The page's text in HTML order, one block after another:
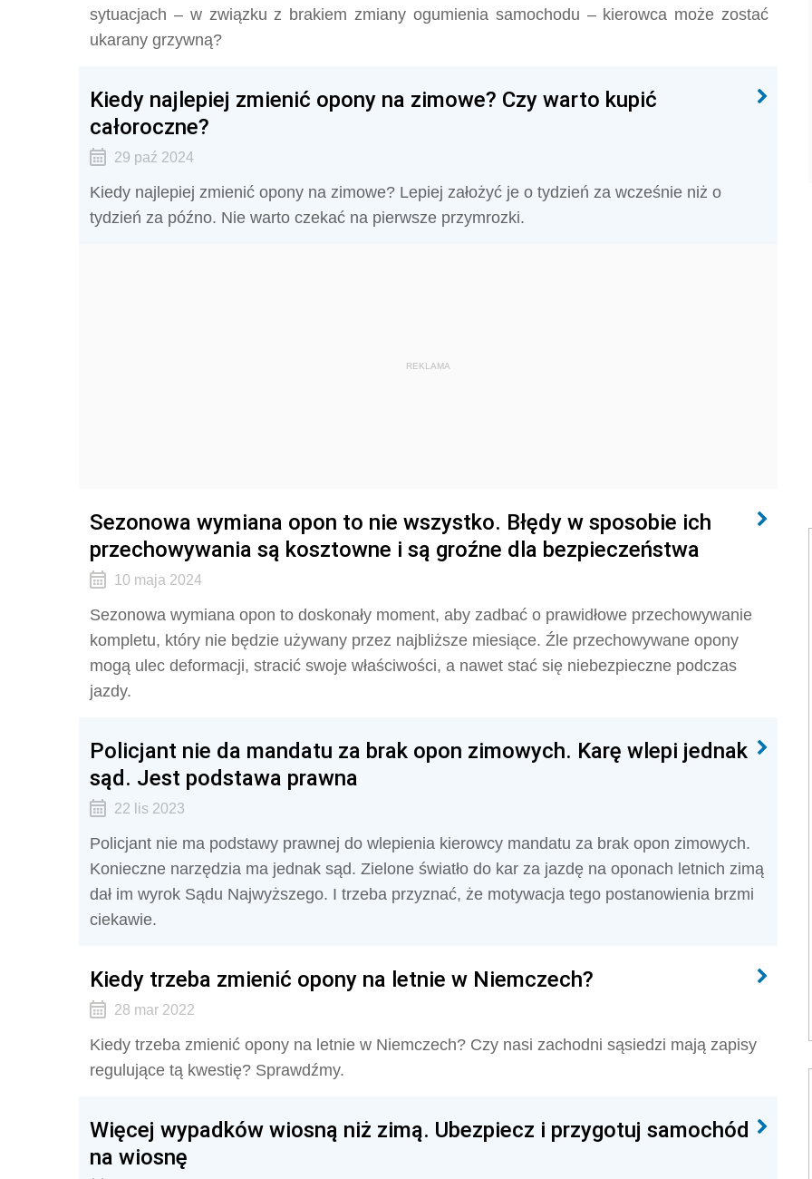
sytuacjach – w związku z brakiem zmiany ogumienia samochodu – kierowca może zostać
ukarany grzywną?
Kiedy najlepiej zmienić opony na zimowe? Czy warto kupić
całoroczne?
29 paź 2024
Kiedy najlepiej zmienić opony na zimowe? Lepiej założyć je o tydzień za wcześnie niż o
tydzień za późno. Nie warto czekać na pierwsze przymrozki.
REKLAMA
Sezonowa wymiana opon to nie wszystko. Błędy w sposobie ich
przechowywania są kosztowne i są groźne dla bezpieczeństwa
10 maja 2024
Sezonowa wymiana opon to doskonały moment, aby zadbać o prawidłowe przechowywanie
kompletu, który nie będzie używany przez najbliższe miesiące. Źle przechowywane opony
mogą ulec deformacji, stracić swoje właściwości, a nawet stać się niebezpieczne podczas
jazdy.
Policjant nie da mandatu za brak opon zimowych. Karę wlepi jednak
sąd. Jest podstawa prawna
22 lis 2023
Policjant nie ma podstawy prawnej do wlepienia kierowcy mandatu za brak opon zimowych.
Konieczne narzędzia ma jednak sąd. Zielone światło do kar za jazdę na oponach letnich zimą
dał im wyrok Sądu Najwyższego. I trzeba przyznać, że motywacja tego postanowienia brzmi
ciekawie.
Kiedy trzeba zmienić opony na letnie w Niemczech?
28 mar 2022
Kiedy trzeba zmienić opony na letnie w Niemczech? Czy nasi zachodni sąsiedzi mają zapisy
regulujące tą kwestię? Sprawdźmy.
Więcej wypadków wiosną niż zimą. Ubezpiecz i przygotuj samochód
na wiosnę